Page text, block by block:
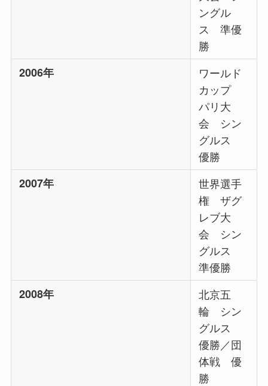
ングル
ス 準優
勝
2006年
ワールド
カップ
パリ大
会 シン
グルス
優勝
2007年
世界選手
権 ザグ
レブ大
会 シン
グルス
準優勝
2008年
北京五
輪 シン
グルス
優勝‏‏／団
体戦 優
勝